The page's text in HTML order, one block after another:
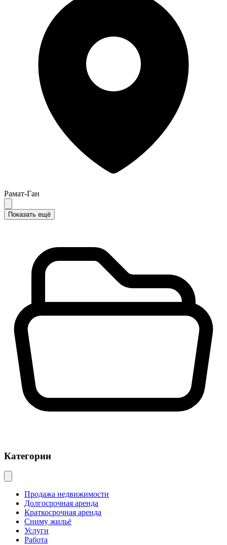
Рамат-Ган
Показать ещё
Категории
Продажа недвижимости
Долгосрочная аренда
Краткосрочная аренда
Сниму жильё
Услуги
Работа